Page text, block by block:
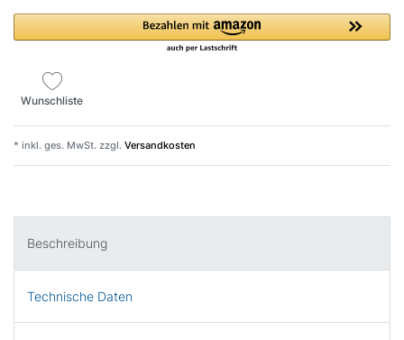
Wunschliste
* inkl. ges. MwSt. zzgl. Versandkosten
Beschreibung
Technische Daten